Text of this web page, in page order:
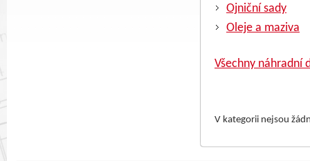
Ojniční sady
Oleje a maziva
Všechny náhradní
V kategorii nejsou